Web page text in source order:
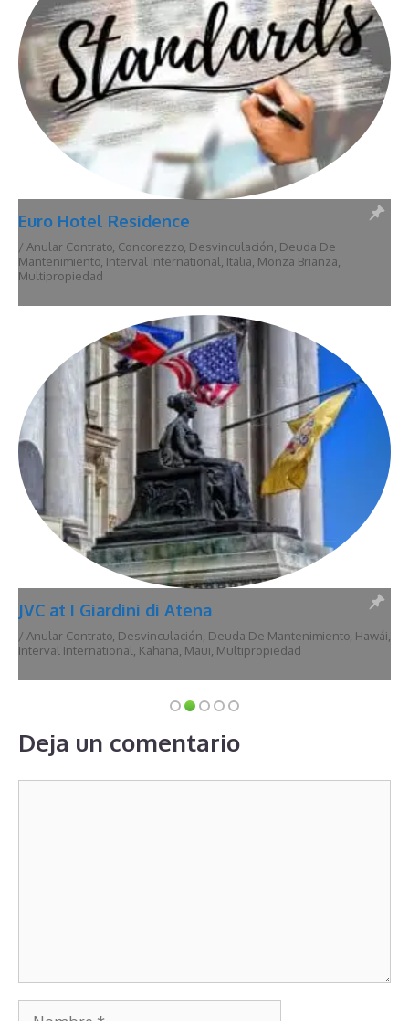
Euro Hotel Residence
/ Anular Contrato, Concorezzo, Desvinculación, Deuda De
Mantenimiento, Interval International, Italia, Monza Brianza,
Multipropiedad
JVC at I Giardini di Atena
/ Anular Contrato, Desvinculación, Deuda De Mantenimiento, Hawái,
Interval International, Kahana, Maui, Multipropiedad
Deja un comentario
Nombre